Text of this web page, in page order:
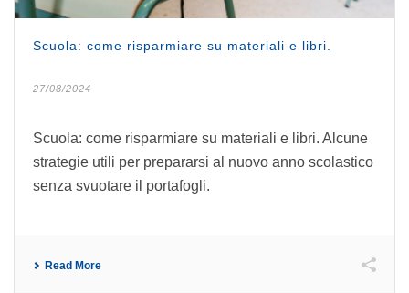
Scuola: come risparmiare su materiali e libri.
27/08/2024
Scuola: come risparmiare su materiali e libri. Alcune
strategie utili per prepararsi al nuovo anno scolastico
senza svuotare il portafogli.
Read More